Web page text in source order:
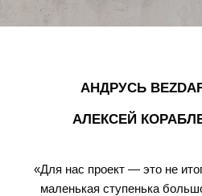
АНДРУСЬ
АЛЕКСЕЙ
«Для нас проект — это не
маленькая ступенька